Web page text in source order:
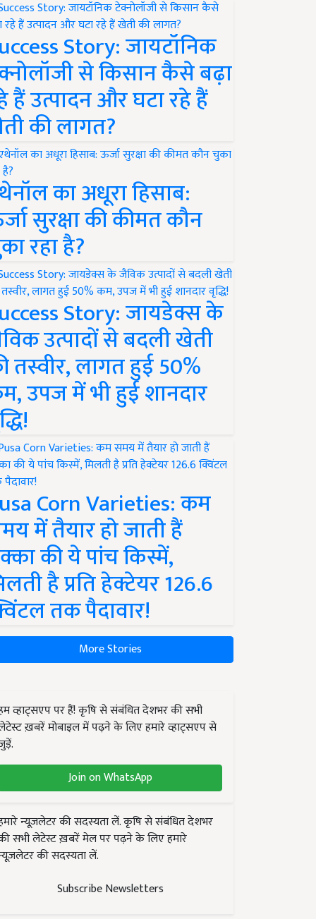
Story: जायटॉनिक
से किसान कैसे बढ़ा
हैं उत्पादन और घटा रहे हैं
की लागत?
का अधूरा हिसाब:
सुरक्षा की कीमत कौन
रहा है?
Story: जायडेक्स के
उत्पादों से बदली खेती
तस्वीर, लागत हुई 50%
उपज में भी हुई शानदार
Corn Varieties: कम
में तैयार हो जाती हैं
की ये पांच किस्में,
है प्रति हेक्टेयर 126.6
तक पैदावार!
More Stories
व्हाट्सएप पर हैं! कृषि से संबंधित देशभर की सभी
ख़बरें मोबाइल में पढ़ने के लिए हमारे व्हाट्सएप से
Join on WhatsApp
न्यूज़लेटर की सदस्यता लें. कृषि से संबंधित देशभर
सभी लेटेस्ट ख़बरें मेल पर पढ़ने के लिए हमारे
की सदस्यता लें.
Subscribe Newsletters